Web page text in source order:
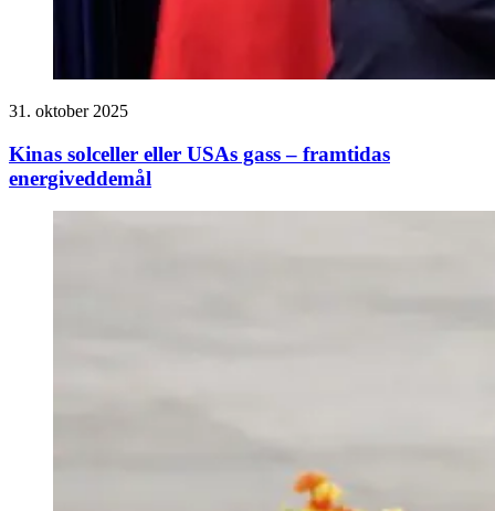
31. oktober 2025
Kinas solceller eller USAs gass – framtidas
energiveddemål